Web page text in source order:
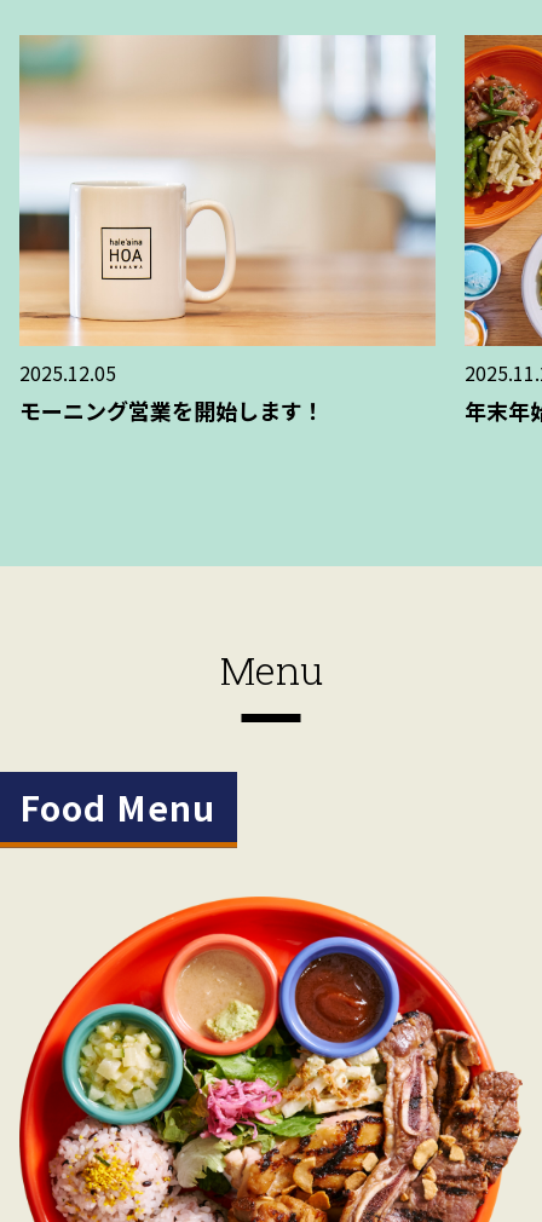
2025.12.05
モーニング営業を開始します！ 年末年
Menu
Food Menu